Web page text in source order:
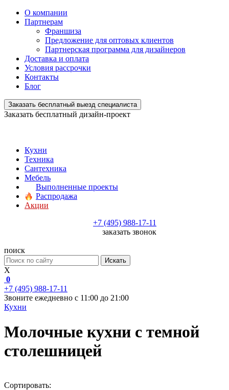
О компании
Партнерам
Франшиза
Предложение для оптовых клиентов
Партнерская программа для дизайнеров
Доставка и оплата
Условия рассрочки
Контакты
Блог
Заказать бесплатный выезд специалиста
Заказать бесплатный дизайн-проект
Кухни
Техника
Сантехника
Мебель
Выполненные проекты
Распродажа
Акции
+7 (495) 988-17-11
заказать звонок
поиск
Искать
X
0
+7 (495) 988-17-11
Звоните ежедневно с 11:00 до 21:00
Кухни
Молочные кухни с темной
столешницей
Сортировать: